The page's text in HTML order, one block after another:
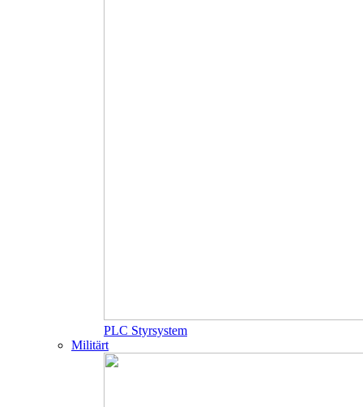
PLC Styrsystem
Militärt